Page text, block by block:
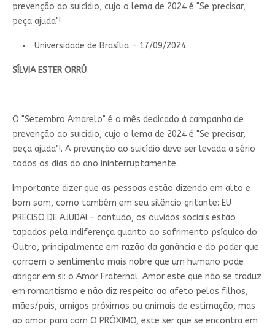
prevenção ao suicídio, cujo o lema de 2024 é "Se precisar,
peça ajuda"!
Universidade de Brasília - 17/09/2024
SÍLVIA ESTER ORRÚ
O "Setembro Amarelo" é o mês dedicado à campanha de
prevenção ao suicídio, cujo o lema de 2024 é "Se precisar,
peça ajuda"!. A prevenção ao suicídio deve ser levada a sério
todos os dias do ano ininterruptamente.
Importante dizer que as pessoas estão dizendo em alto e
bom som, como também em seu silêncio gritante: EU
PRECISO DE AJUDA! – contudo, os ouvidos sociais estão
tapados pela indiferença quanto ao sofrimento psíquico do
Outro, principalmente em razão da ganância e do poder que
corroem o sentimento mais nobre que um humano pode
abrigar em si: o Amor Fraternal. Amor este que não se traduz
em romantismo e não diz respeito ao afeto pelos filhos,
mães/pais, amigos próximos ou animais de estimação, mas
ao amor para com O PRÓXIMO, este ser que se encontra em